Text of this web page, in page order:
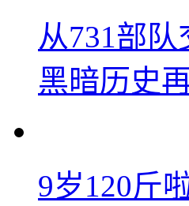
从731部
黑暗历史
9岁120斤